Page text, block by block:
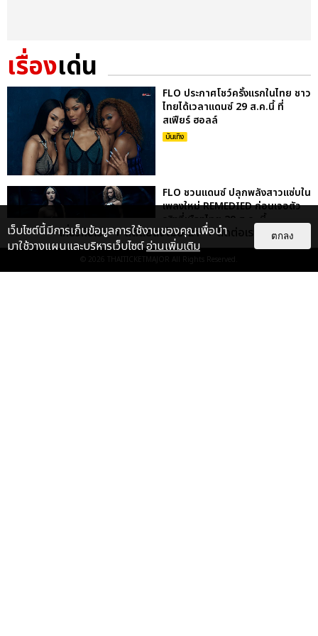
เรื่องเด่น
FLO ประกาศโชว์ครั้งแรกในไทย ชาว
ไทยได้เวลาแดนซ์ 29 ส.ค.นี้ ที่
สเฟียร์ ฮอลล์
บันเทิง
FLO ชวนแดนซ์ ปลุกพลังสาวแซ่บใน
เพลงใหม่ REMEDIED ก่อนเจอตัว
จริงที่เมืองไทย 29 ส.ค. นี้
บันเทิง
เกี่ยวกับเรา ติดต่อลงโฆษณา ติดต่อเรา
© 2026 THAITICKETMAJOR All Rights Reserved.
เว็บไซต์นี้มีการเก็บข้อมูลการใช้งานของคุณเพื่อนำ
มาใช้วางแผนและบริหารเว็บไซต์อ่านเพิ่มเติม
ตกลง